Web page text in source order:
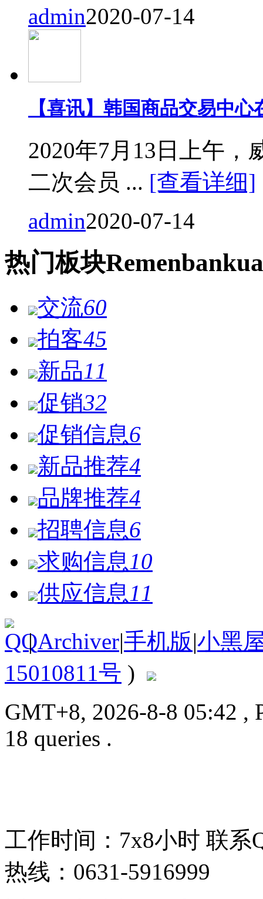
admin2020-07-14
【喜讯】韩国商品交易中
2020年7月13日上午，
二次会员 ... [查看详细]
admin2020-07-14
热门板块Remen
交流60
拍客45
新品11
促销32
促销信息6
新品推荐4
品牌推荐4
招聘信息6
求购信息 10
供应信息 11
| Archiver|手机版|小黑
15010811号 )
GMT+8, 2026-8-8 05:42 ,
18 queries .
工作时间：7x8小时 联系
热线：0631-5916999